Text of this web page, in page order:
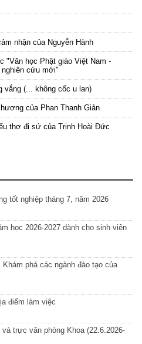
nhận của Nguyễn Hành
"Văn học Phật giáo Việt Nam -
cứu mới"
vắng (... không cốc u lan)
của Phan Thanh Giản
thơ đi sứ của Trịnh Hoài Đức
tốt nghiệp tháng 7, năm 2026
học 2026-2027 dành cho sinh viên
phá các ngành đào tạo của
điểm làm việc
trực văn phòng Khoa (22.6.2026-